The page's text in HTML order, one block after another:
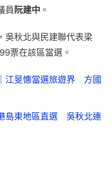
員 阮建中 。
吳秋北與民建聯代表梁
票在該區當選。
江旻憓當選旅遊界 方國
島東地區直選 吳秋北連